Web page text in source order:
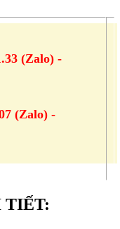
(Zalo) -
(Zalo) -
TIẾT: